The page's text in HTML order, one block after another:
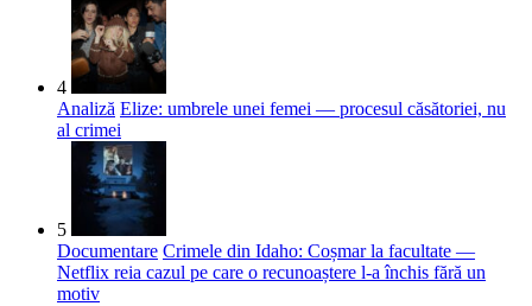
4
Analiză Elize: umbrele unei femei — procesul căsătoriei, nu
al crimei
5
Documentare Crimele din Idaho: Coșmar la facultate —
Netflix reia cazul pe care o recunoaștere l-a închis fără un
motiv